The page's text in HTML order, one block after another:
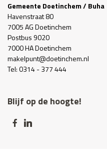
Gemeente Doetinchem / Buha
Havenstraat 80
7005 AG Doetinchem
Postbus 9020
7000 HA Doetinchem
ln.mehcniteod@tnuplekam
Tel: 0314 - 377 444
Blijf op de hoogte!